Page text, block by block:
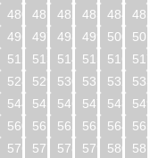
480
481 482 483 484 485
496
497 498 499 500 501
512
513 514 515 516 517
528
529 530 531 532 533
544
545 546 547 548 549
560
561 562 563 564 565
576
577 578 579 580 581